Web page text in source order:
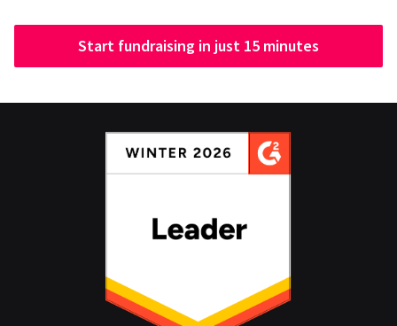
Start fundraising in just 15 minutes